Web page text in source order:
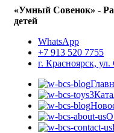
«Умный Совенок» -
детей
WhatsApp
+7 913 520 7755
г. Красноярск,
О